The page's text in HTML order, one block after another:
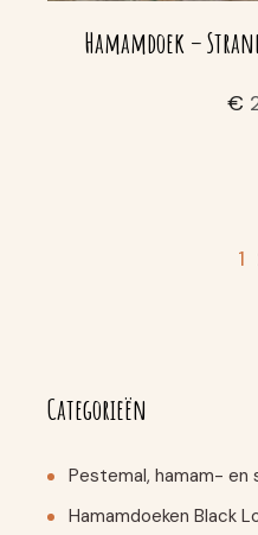
Hamamdoek –
€
1
Categorieën
Pestemal, hamam- en
Hamamdoeken Black